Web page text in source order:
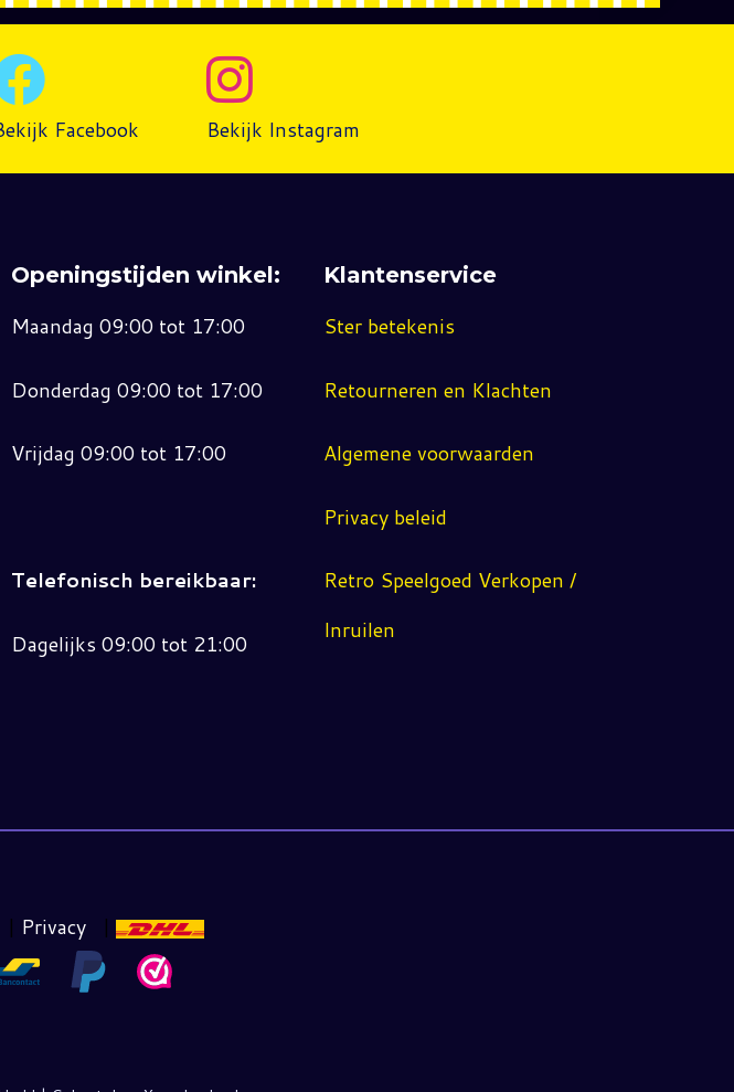
Facebook Bekijk Instagram
Openingstijden winkel:
Maandag 09:00 tot 17:00
Donderdag 09:00 tot 17:00
Vrijdag 09:00 tot 17:00
Telefonisch bereikbaar:
Dagelijks 09:00 tot 21:00
Klantenservice
Ster betekenis
Retourneren en Klachten
Algemene voorwaarden
Privacy beleid
Retro Speelgoed Verkopen /
Inruilen
| Privacy |